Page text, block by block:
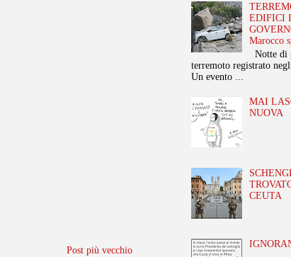
Post più vecchio
EDIFICI
Marocco
Notte di
terremoto registrato
Un evento ...
MAI
NUOVA
CEUTA